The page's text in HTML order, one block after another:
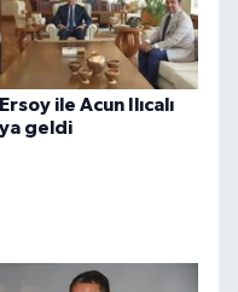
ile Acun Ilıcalı
geldi